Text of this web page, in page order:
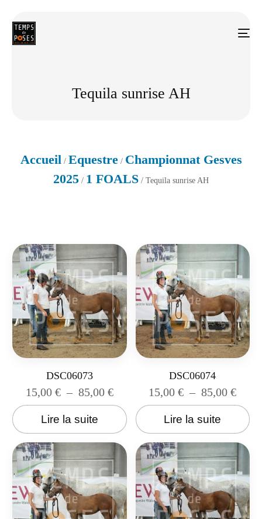
Tequila sunrise AH
Accueil / Equestre/ Championnat Gesves
2025 / 1 FOALS / Tequila sunrise AH
DSC06073
15,00 € – 85,00 €
Lire la suite
DSC06074
15,00€ – 85,00€
Lire la suite